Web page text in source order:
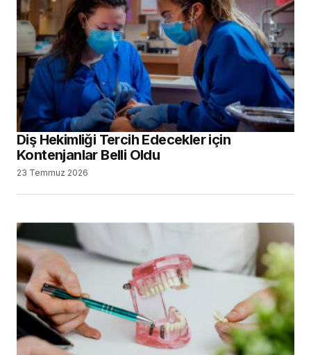
Diş Hekimliği Tercih Edecekler için
Kontenjanlar Belli Oldu
23 Temmuz 2026